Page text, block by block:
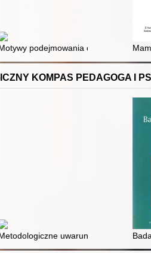
młodzieżą społeczne dzieci i
podejmowania decyzji o
KOMPAS PEDAGOGA I
i jakościowych badań nad
uwarunkowania